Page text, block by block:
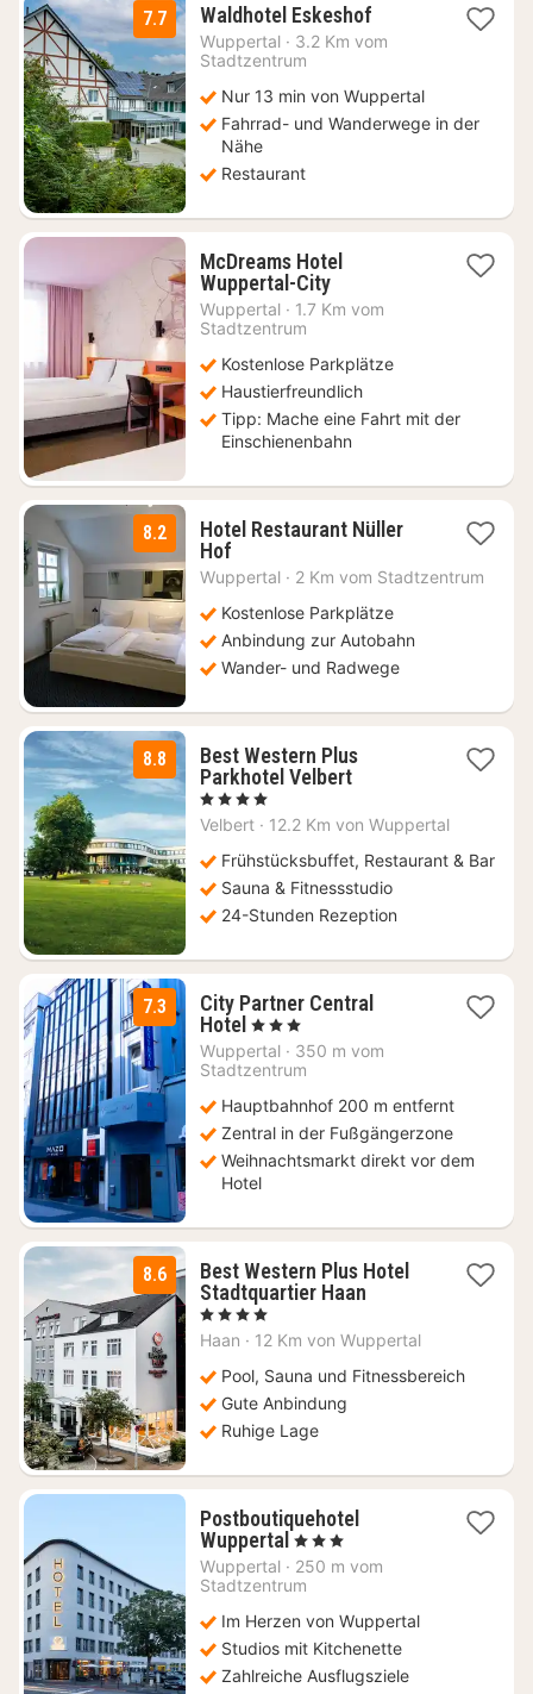
7.7 Waldhotel Eskeshof1
Nacht
€
Wuppertal · 3.2 Km vom
Stadtzentrum
Nur 13 min von Wuppertal
Fahrrad- und Wanderwege in der
Nähe
Restaurant
McDreams Hotel
Wuppertal-City1
Nacht
€
Wuppertal · 1.7 Km vom
Stadtzentrum
Kostenlose Parkplätze
Haustierfreundlich
Tipp: Mache eine Fahrt mit der
Einschienenbahn
8.2
Hotel Restaurant Nüller
Hof1
Nacht
ab
57,60
€
Wuppertal · 2 Km vom Stadtzentrum
Kostenlose Parkplätze
Anbindung zur Autobahn
Wander- und Radwege
8.8
Best Western Plus
Parkhotel Velbert1
ab
81,60
€
, 4 Sterne
Velbert · 12.2 Km von Wuppertal
Frühstücksbuffet, Restaurant & Bar
Sauna & Fitnessstudio
24-Stunden Rezeption
7.3
City Partner Central
Hotel 1
Nacht
ab
€
, 3 Sterne
Wuppertal · 350 m vom
Stadtzentrum
Hauptbahnhof 200 m entfernt
Zentral in der Fußgängerzone
Weihnachtsmarkt direkt vor dem
Hotel
8.6
Best Western Plus Hotel
Stadtquartier Haan3
ab
109
€
, 4 Sterne
Haan · 12 Km von Wuppertal
Pool, Sauna und Fitnessbereich
Gute Anbindung
Ruhige Lage
Postboutiquehotel
Wuppertal 1
Nacht
ab
€
, 3 Sterne
Wuppertal · 250 m vom
Stadtzentrum
Im Herzen von Wuppertal
Studios mit Kitchenette
Zahlreiche Ausflugsziele